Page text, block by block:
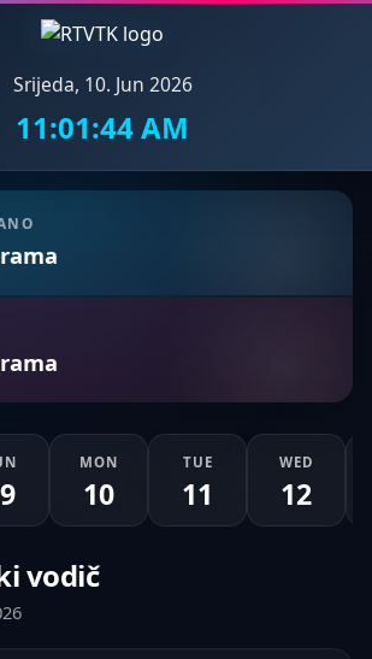
Srijeda, 10. Jun 2026
11:01:46 AM
MON
10
TUE
11
WED
12
vodič